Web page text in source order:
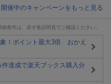
開催中のキャンペーンをもっと見る
条件は、必ず各説明頁でご確認ください。
象！ポイント最大3倍 おかえ
件達成で楽天ブックス購入分